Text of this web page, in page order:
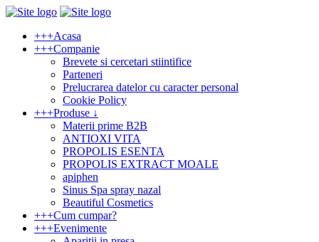
+++Acasa
+++Companie
Brevete si cercetari stiintifice
Parteneri
Prelucrarea datelor cu caracter personal
Cookie Policy
+++Produse ↓
Materii prime B2B
ANTIOXI VITA
PROPOLIS ESENTA
PROPOLIS EXTRACT MOALE
apiphen
Sinus Spa spray nazal
Beautiful Cosmetics
+++Cum cumpar?
+++Evenimente